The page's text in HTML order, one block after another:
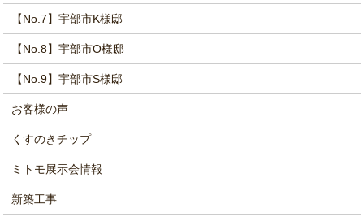
【No.7】宇部市K様邸
【No.8】宇部市O様邸
【No.9】宇部市S様邸
お客様の声
くすのきチップ
ミトモ展示会情報
新築工事